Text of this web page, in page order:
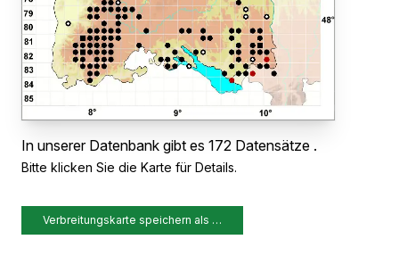
In unserer Datenbank gibt es 172 Datensätze .
Bitte klicken Sie die Karte für Details.
Verbreitungskarte speichern als …